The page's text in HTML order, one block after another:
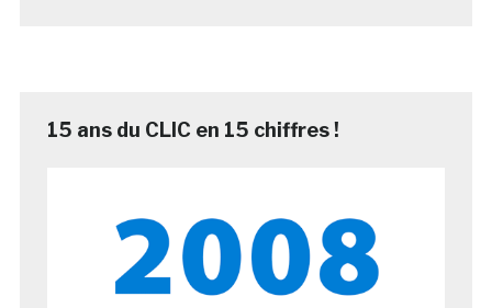
15 ans du CLIC en 15 chiffres !